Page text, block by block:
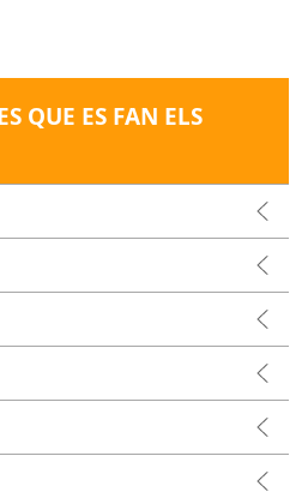
QUE ES FAN ELS